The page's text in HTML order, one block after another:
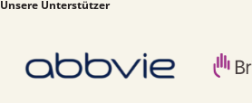
Unsere Unterstützer